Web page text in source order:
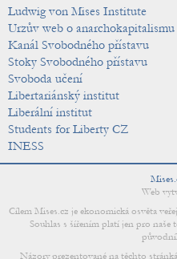
Ludwig von Mises Institute
Urzův web o anarchokapitalismu
Kanál Svobodného přístavu
Stoky Svobodného přístavu
Svoboda učení
Libertariánský institut
Liberální institut
Students for Liberty CZ
INESS
Web
Cílem Mises.cz je ekonomická osvěta
Souhlas s šířením platí jen pro naše
Názory prezentované na těchto